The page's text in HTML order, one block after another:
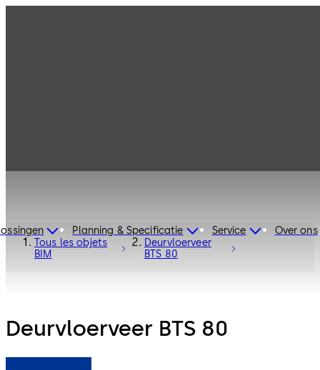
Planning & Specificatie Service
Over ons
Tous les objets
BIM
Deurvloerveer
BTS 80
Deurvloerveer BTS 80